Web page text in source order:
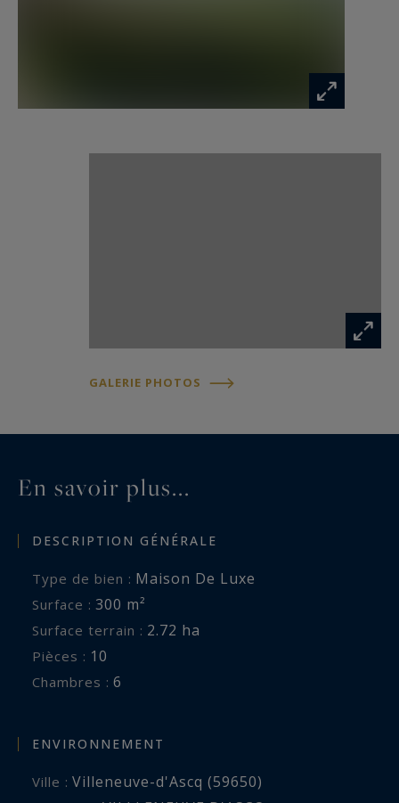
animaux. Les pâtures, bien entretenues et
généreusement réparties autour de la ferme,
patrimoine dialoguent en parfaite harmonie.
GALERIE PHOTOS
En savoir plus...
DESCRIPTION GÉNÉRALE
Type de bien : Maison De Luxe
Surface : 300 m²
Surface terrain : 2.72 ha
Pièces : 10
Chambres : 6
ENVIRONNEMENT
Ville : Villeneuve-d'Ascq (59650)